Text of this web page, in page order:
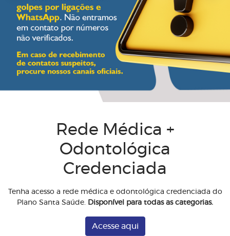
Rede Médica +
Odontológica
Credenciada
Tenha acesso a rede médica e odontológica credenciada do
Plano Santa Saúde. Disponível para todas as categorias.
Acesse aqui